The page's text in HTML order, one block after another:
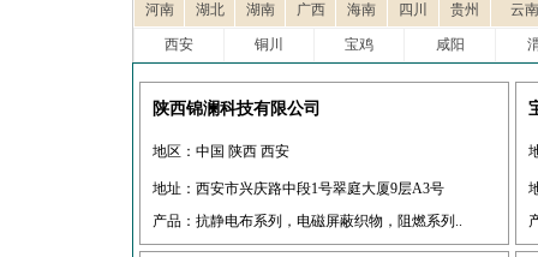
河南
湖北 湖南 广西 海南 四川 贵州 云南
西安 铜川 宝鸡 咸阳
陕西锦澜科技有限公司
地区：中国 陕西 西安
地址：西安市兴庆路中段1号翠庭大厦9层A3号
产品：抗静电布系列，电磁屏蔽织物，阻燃系列..